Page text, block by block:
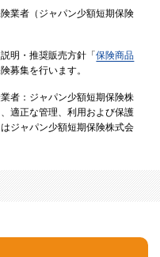
業者（ジャパン少額短期保険
明・推奨販売方針「保険商品
募集を行います。
者：ジャパン少額短期保険株
適正な管理、利用および保護
ジャパン少額短期保険株式会